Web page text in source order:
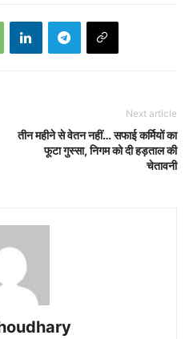
Next article
तीन महीने से वेतन नहीं… सफाई कर्मियों का
फूटा गुस्सा, निगम को दी हड़ताल की
चेतावनी